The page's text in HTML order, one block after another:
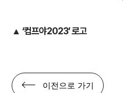
▲ ‘컴프야2023’ 로고
이전으로 가기